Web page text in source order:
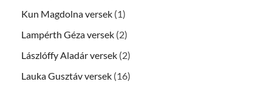
Kun Magdolna versek (1)
Lampérth Géza versek (2)
Lászlóffy Aladár versek (2)
Lauka Gusztáv versek (16)